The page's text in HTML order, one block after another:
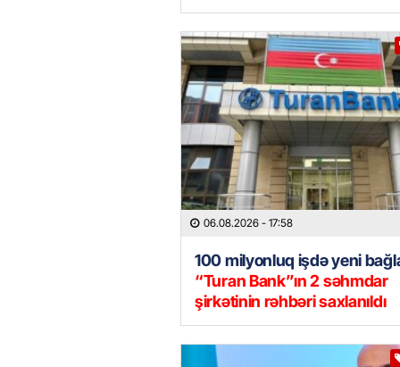
06.08.2026 - 17:58
100 milyonluq işdə yeni
“Turan Bank”ın 2 səhmdar
şirkətinin rəhbəri saxlanıldı